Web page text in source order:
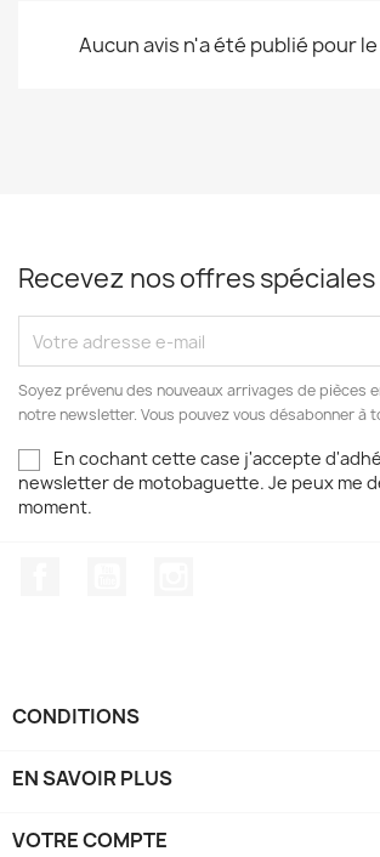
Aucun avis n'a été publié pour
Recevez nos offres spéciales
Soyez prévenu des nouveaux arrivages de pièces
notre newsletter. Vous pouvez vous désabonner à
En cochant cette case j'accepte
newsletter de motobaguette. Je peux me
moment.
CONDITIONS
EN SAVOIR PLUS
VOTRE COMPTE